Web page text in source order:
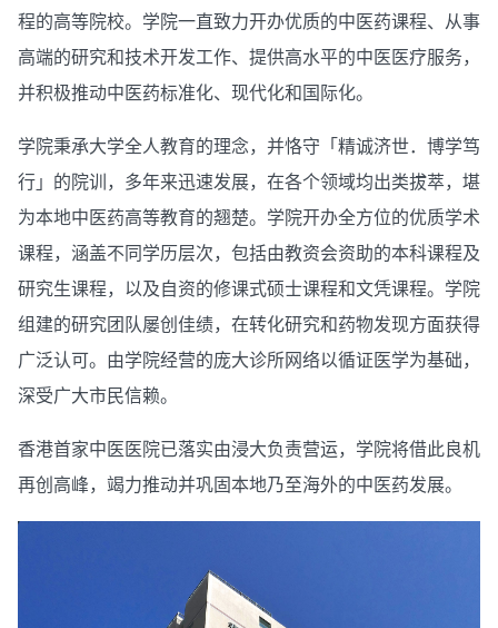
程的高等院校。学院一直致力开办优质的中医药课程、从事
高端的研究和技术开发工作、提供高水平的中医医疗服务，
并积极推动中医药标准化、现代化和国际化。
学院秉承大学全人教育的理念，并恪守「精诚济世．博学笃
行」的院训，多年来迅速发展，在各个领域均出类拔萃，堪
为本地中医药高等教育的翘楚。学院开办全方位的优质学术
课程，涵盖不同学历层次，包括由教资会资助的本科课程及
研究生课程，以及自资的修课式硕士课程和文凭课程。学院
组建的研究团队屡创佳绩，在转化研究和药物发现方面获得
广泛认可。由学院经营的庞大诊所网络以循证医学为基础，
深受广大市民信赖。
香港首家中医医院已落实由浸大负责营运，学院将借此良机
再创高峰，竭力推动并巩固本地乃至海外的中医药发展。